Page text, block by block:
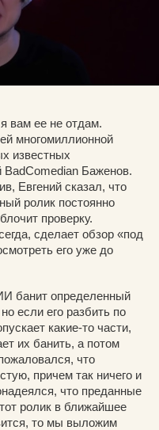
вам ее не отдам.
многомиллионной
известных
BadComedian Баженов.
Евгений сказал, что
ролик постоянно
проверку.
сделает обзор «под
его уже до
банит определенный
если его разбить по
какие-то части,
их банить, а потом
что
причем так ничего и
что преданные
ролик в ближайшее
то мы выложим